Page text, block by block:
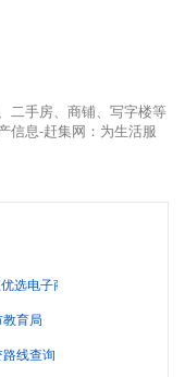
二手房、商铺、写字楼等
信息-赶集网：为生活服
选电子商务有限公司
育局
线查询